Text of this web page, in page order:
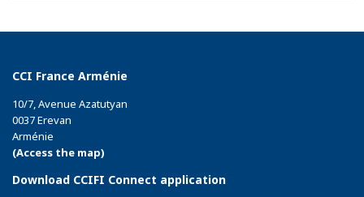
CCI France Arménie
10/7, Avenue Azatutyan
0037 Erevan
Arménie
(Access the map)
Download CCIFI Connect application